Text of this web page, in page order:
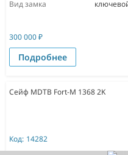
Вид замка
300 000₽
Подробнее
Сейф MDTB Fort-M 1368 2K
Код: 14282